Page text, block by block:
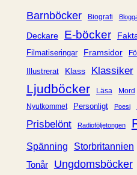
rBarnböcker Biografi
Deckare E-böcker
Filmatiseringar Framsidor
Illustrerat Klass Klassiker
Ljudböcker
Läsa Mord
Nyutkommet Personligt Poesi
Prisbelönt
Radioföljetongen
Spänning Storbritannien
Tonår Ungdomsböcker